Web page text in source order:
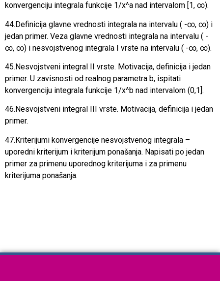
konvergenciju integrala funkcije 1/x^a nad intervalom [1, ∞).
44.Definicija glavne vrednosti integrala na intervalu ( -∞, ∞) i
jedan primer. Veza glavne vrednosti integrala na intervalu ( -
∞, ∞) i nesvojstvenog integrala I vrste na intervalu ( -∞, ∞).
45.Nesvojstveni integral II vrste. Motivacija, definicija i jedan
primer. U zavisnosti od realnog parametra b, ispitati
konvergenciju integrala funkcije 1/x^b nad intervalom (0,1].
46.Nesvojstveni integral III vrste. Motivacija, definicija i jedan
primer.
47.Kriterijumi konvergencije nesvojstvenog integrala –
uporedni kriterijum i kriterijum ponašanja. Napisati po jedan
primer za primenu uporednog kriterijuma i za primenu
kriterijuma ponašanja.